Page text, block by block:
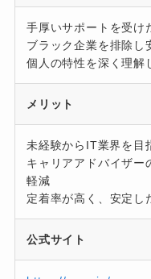
手厚いサポートを受け
ブラック企業を排除し
個人の特性を深く理解
メリット
未経験からIT業界を目
キャリアアドバイザー
軽減
定着率が高く、安定し
公式サイト